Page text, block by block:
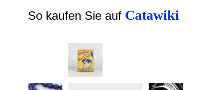
So kaufen Sie auf Catawiki